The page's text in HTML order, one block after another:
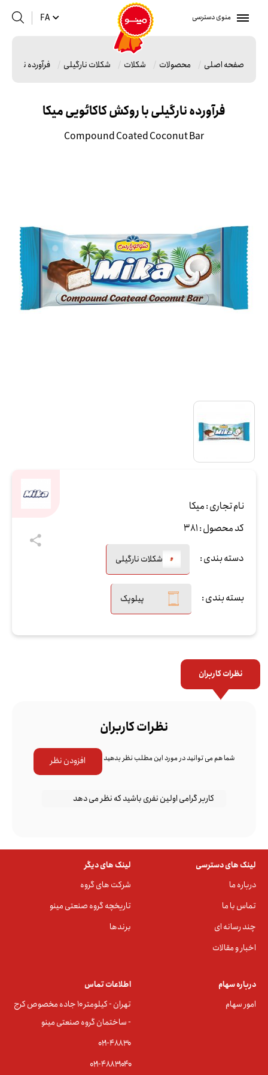
منوی دسترسی FA
صفحه اصلی محصولات شکلات شکلات نارگیلی فرآورده
فرآورده نارگیلی با روکش کاکائویی میکا
Compound Coated Coconut Bar
نام تجاری :میکا
کد محصول :381
دسته بندی : شکلات نارگیلی
بسته بندی : پیلوپک
نظرات کاربران
نظرات کاربران
شما هم می توانید در مورد این مطلب نظر بدهید افزودن نظر
کاربر گرامی اولین نفری باشید که نظر می دهد
لینک های دسترسی
درباره ما
تماس با ما
چند رسانه ای
اخبار و مقالات
لینک های دیگر
شرکت های گروه
تاریخچه گروه صنعتی مینو
برندها
درباره سهام
امور سهام
اطلاعات تماس
تهران - کیلومتر ۱۰ جاده مخصوص کرج
- ساختمان گروه صنعتی مینو
۰۲۱-۴۸۸۳0
۰۲۱-۴۸۸۳۱۰۴۰